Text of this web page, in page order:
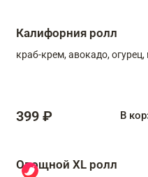
Калифорния ролл
краб-крем, авокадо, огурец,
399 ₽ В
Овощной XL ролл